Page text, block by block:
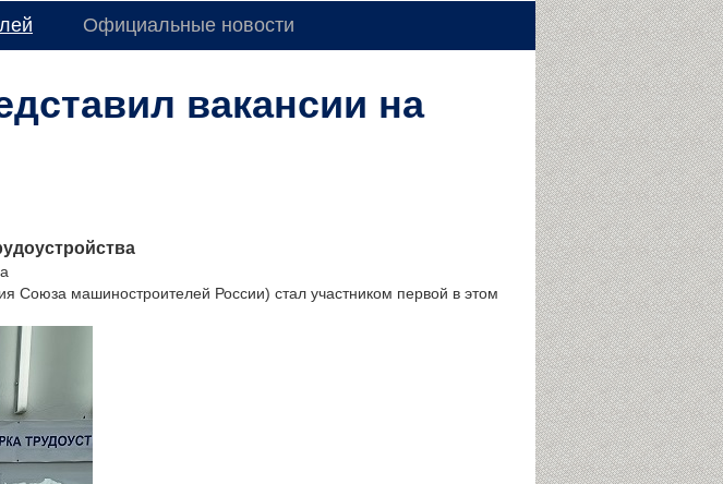
Официальные новости
вакансии на
Союза машиностроителей России) стал участником первой в этом